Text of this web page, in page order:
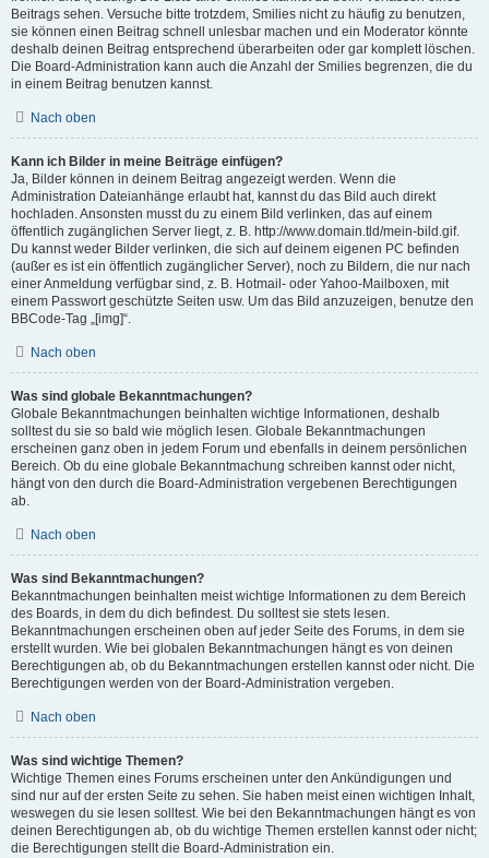
Beitrags sehen. Versuche bitte trotzdem, Smilies nicht zu häufig zu benutzen,
sie können einen Beitrag schnell unlesbar machen und ein Moderator könnte
deshalb deinen Beitrag entsprechend überarbeiten oder gar komplett löschen.
Die Board-Administration kann auch die Anzahl der Smilies begrenzen, die du
in einem Beitrag benutzen kannst.
Nach oben
Kann ich Bilder in meine Beiträge einfügen?
Ja, Bilder können in deinem Beitrag angezeigt werden. Wenn die
Administration Dateianhänge erlaubt hat, kannst du das Bild auch direkt
hochladen. Ansonsten musst du zu einem Bild verlinken, das auf einem
öffentlich zugänglichen Server liegt, z. B. http://www.domain.tld/mein-bild.gif.
Du kannst weder Bilder verlinken, die sich auf deinem eigenen PC befinden
(außer es ist ein öffentlich zugänglicher Server), noch zu Bildern, die nur nach
einer Anmeldung verfügbar sind, z. B. Hotmail- oder Yahoo-Mailboxen, mit
einem Passwort geschützte Seiten usw. Um das Bild anzuzeigen, benutze den
BBCode-Tag „[img]“.
Nach oben
Was sind globale Bekanntmachungen?
Globale Bekanntmachungen beinhalten wichtige Informationen, deshalb
solltest du sie so bald wie möglich lesen. Globale Bekanntmachungen
erscheinen ganz oben in jedem Forum und ebenfalls in deinem persönlichen
Bereich. Ob du eine globale Bekanntmachung schreiben kannst oder nicht,
hängt von den durch die Board-Administration vergebenen Berechtigungen
ab.
Nach oben
Was sind Bekanntmachungen?
Bekanntmachungen beinhalten meist wichtige Informationen zu dem Bereich
des Boards, in dem du dich befindest. Du solltest sie stets lesen.
Bekanntmachungen erscheinen oben auf jeder Seite des Forums, in dem sie
erstellt wurden. Wie bei globalen Bekanntmachungen hängt es von deinen
Berechtigungen ab, ob du Bekanntmachungen erstellen kannst oder nicht. Die
Berechtigungen werden von der Board-Administration vergeben.
Nach oben
Was sind wichtige Themen?
Wichtige Themen eines Forums erscheinen unter den Ankündigungen und
sind nur auf der ersten Seite zu sehen. Sie haben meist einen wichtigen Inhalt,
weswegen du sie lesen solltest. Wie bei den Bekanntmachungen hängt es von
deinen Berechtigungen ab, ob du wichtige Themen erstellen kannst oder nicht;
die Berechtigungen stellt die Board-Administration ein.